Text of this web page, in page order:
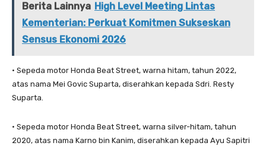
Berita Lainnya High Level Meeting Lintas
Kementerian: Perkuat Komitmen Sukseskan
Sensus Ekonomi 2026
• Sepeda motor Honda Beat Street, warna hitam, tahun 2022,
atas nama Mei Govic Suparta, diserahkan kepada Sdri. Resty
Suparta.
• Sepeda motor Honda Beat Street, warna silver-hitam, tahun
2020, atas nama Karno bin Kanim, diserahkan kepada Ayu Sapitri